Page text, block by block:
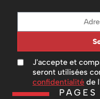
J'accepte et
seront utilisées
confidentialité de
PAGES